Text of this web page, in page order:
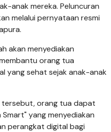
anak mereka. Peluncuran
melalui pernyataan resmi
akan menyediakan
orang tua
yang sehat sejak anak-anak
tersebut, orang tua dapat
yang menyediakan
perangkat digital bagi